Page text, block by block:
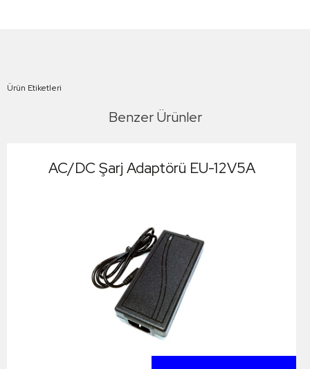
Ürün Etiketleri
Benzer Ürünler
AC/DC Şarj Adaptörü EU-12V5A